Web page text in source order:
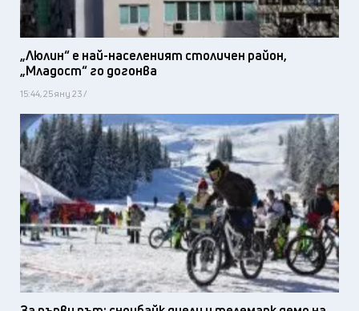
„Люлин“ е най-населеният столичен район,
„Младост“ го догонва
15:44, 25 яну 23 /